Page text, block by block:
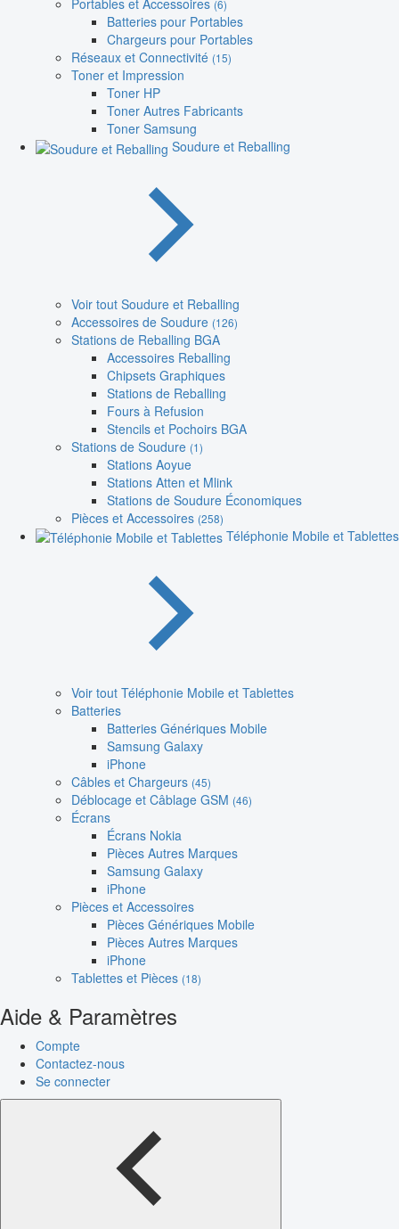
Portables et Accessoires (6)
Batteries pour Portables
Chargeurs pour Portables
Réseaux et Connectivité (15)
Toner et Impression
Toner HP
Toner Autres Fabricants
Toner Samsung
Soudure et Reballing
Voir tout Soudure et Reballing
Accessoires de Soudure (126)
Stations de Reballing BGA
Accessoires Reballing
Chipsets Graphiques
Stations de Reballing
Fours à Refusion
Stencils et Pochoirs BGA
Stations de Soudure (1)
Stations Aoyue
Stations Atten et Mlink
Stations de Soudure Économiques
Pièces et Accessoires (258)
Téléphonie Mobile et Tablettes
Voir tout Téléphonie Mobile et Tablettes
Batteries
Batteries Génériques Mobile
Samsung Galaxy
iPhone
Câbles et Chargeurs (45)
Déblocage et Câblage GSM (46)
Écrans
Écrans Nokia
Pièces Autres Marques
Samsung Galaxy
iPhone
Pièces et Accessoires
Pièces Génériques Mobile
Pièces Autres Marques
iPhone
Tablettes et Pièces (18)
Aide & Paramètres
Compte
Contactez-nous
Se connecter